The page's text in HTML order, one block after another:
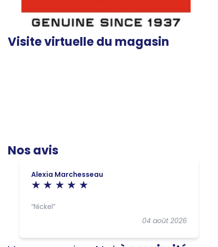
Visite virtuelle du magasin
Nos avis
Alexia Marchesseau
04 août 2026
Nickel